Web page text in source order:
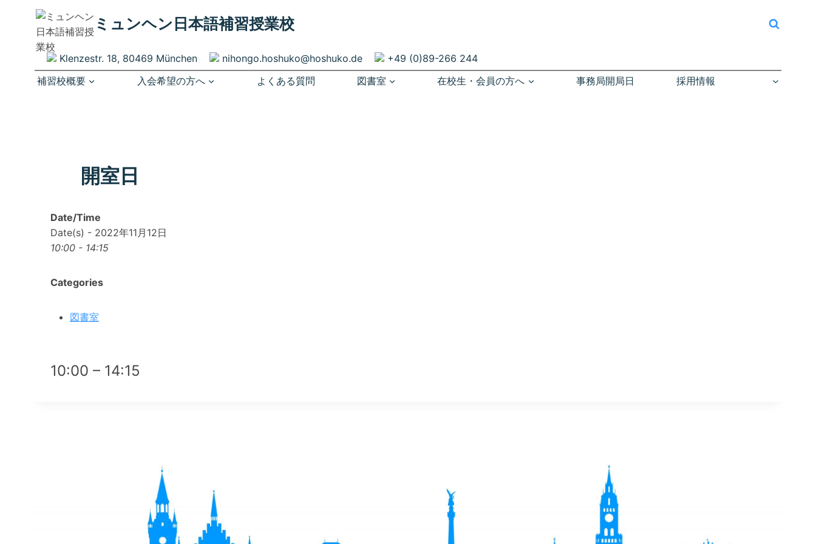
ミュンヘン​日本語補習授業校
Klenzestr. 18, 80469 München nihongo.hoshuko@hoshuko.de
+49 (0)89-266 244
補習校概要
入会希望の方へ よくある質問 図書室 在校生・会員の方へ 事務局開局日 採用情報
開室日
Date/Time
Date(s) - 2022年11月12日
10:00 - 14:15
Categories
図書室
10:00 – 14:15